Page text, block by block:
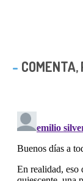
COMENTA,